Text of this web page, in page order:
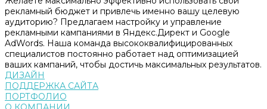
рекламный бюджет и привлечь именно вашу целевую
аудиторию? Предлагаем настройку и управление
рекламными кампаниями в Яндекс.Директ и Google
AdWords. Наша команда высококвалифицированных
специалистов постоянно работает над оптимизацией
ваших кампаний, чтобы достичь максимальных результатов.
ДИЗАЙН
ПОДДЕРЖКА САЙТА
ПОРТФОЛИО